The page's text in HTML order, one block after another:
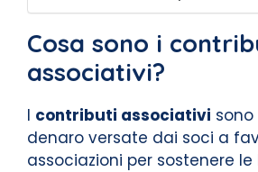
Cosa sono i
associativi?
I contributi associativi
denaro versate dai soci a
associazioni per sostenere